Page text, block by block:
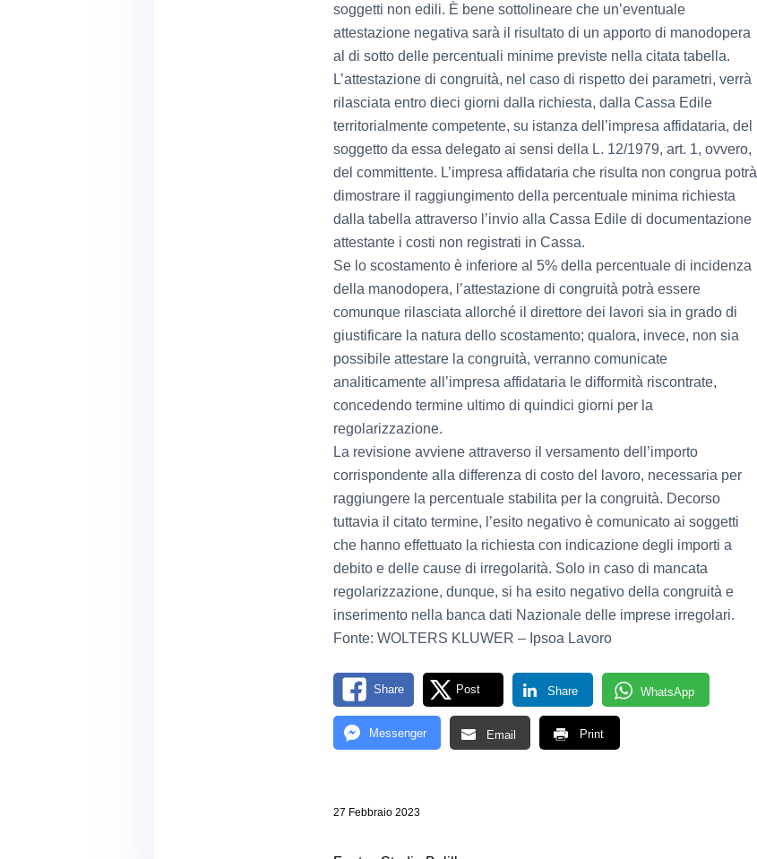
soggetti non edili. È bene sottolineare che un’eventuale
attestazione negativa sarà il risultato di un apporto di manodopera
al di sotto delle percentuali minime previste nella citata tabella.
L’attestazione di congruità, nel caso di rispetto dei parametri, verrà
rilasciata entro dieci giorni dalla richiesta, dalla Cassa Edile
territorialmente competente, su istanza dell’impresa affidataria, del
soggetto da essa delegato ai sensi della L. 12/1979, art. 1, ovvero,
del committente. L’impresa affidataria che risulta non congrua potrà
dimostrare il raggiungimento della percentuale minima richiesta
dalla tabella attraverso l’invio alla Cassa Edile di documentazione
attestante i costi non registrati in Cassa.
Se lo scostamento è inferiore al 5% della percentuale di incidenza
della manodopera, l’attestazione di congruità potrà essere
comunque rilasciata allorché il direttore dei lavori sia in grado di
giustificare la natura dello scostamento; qualora, invece, non sia
possibile attestare la congruità, verranno comunicate
analiticamente all’impresa affidataria le difformità riscontrate,
concedendo termine ultimo di quindici giorni per la
regolarizzazione.
La revisione avviene attraverso il versamento dell’importo
corrispondente alla differenza di costo del lavoro, necessaria per
raggiungere la percentuale stabilita per la congruità. Decorso
tuttavia il citato termine, l’esito negativo è comunicato ai soggetti
che hanno effettuato la richiesta con indicazione degli importi a
debito e delle cause di irregolarità. Solo in caso di mancata
regolarizzazione, dunque, si ha esito negativo della congruità e
inserimento nella banca dati Nazionale delle imprese irregolari.
Fonte: WOLTERS KLUWER – Ipsoa Lavoro
Share Post Share WhatsApp
Messenger Email Print
27 Febbraio 2023